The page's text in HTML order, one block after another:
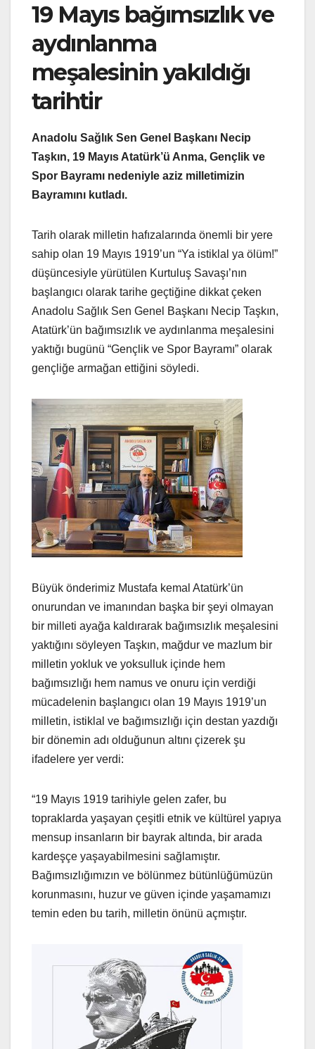
19 Mayıs bağımsızlık ve
aydınlanma
meşalesinin yakıldığı
tarihtir
Anadolu Sağlık Sen Genel Başkanı Necip
Taşkın, 19 Mayıs Atatürk’ü Anma, Gençlik ve
Spor Bayramı nedeniyle aziz milletimizin
Bayramını kutladı.
Tarih olarak milletin hafızalarında önemli bir yere
sahip olan 19 Mayıs 1919’un “Ya istiklal ya ölüm!”
düşüncesiyle yürütülen Kurtuluş Savaşı’nın
başlangıcı olarak tarihe geçtiğine dikkat çeken
Anadolu Sağlık Sen Genel Başkanı Necip Taşkın,
Atatürk’ün bağımsızlık ve aydınlanma meşalesini
yaktığı bugünü “Gençlik ve Spor Bayramı” olarak
gençliğe armağan ettiğini söyledi.
Büyük önderimiz Mustafa kemal Atatürk’ün
onurundan ve imanından başka bir şeyi olmayan
bir milleti ayağa kaldırarak bağımsızlık meşalesini
yaktığını söyleyen Taşkın, mağdur ve mazlum bir
milletin yokluk ve yoksulluk içinde hem
bağımsızlığı hem namus ve onuru için verdiği
mücadelenin başlangıcı olan 19 Mayıs 1919’un
milletin, istiklal ve bağımsızlığı için destan yazdığı
bir dönemin adı olduğunun altını çizerek şu
ifadelere yer verdi:
“19 Mayıs 1919 tarihiyle gelen zafer, bu
topraklarda yaşayan çeşitli etnik ve kültürel yapıya
mensup insanların bir bayrak altında, bir arada
kardeşçe yaşayabilmesini sağlamıştır.
Bağımsızlığımızın ve bölünmez bütünlüğümüzün
korunmasını, huzur ve güven içinde yaşamamızı
temin eden bu tarih, milletin önünü açmıştır.